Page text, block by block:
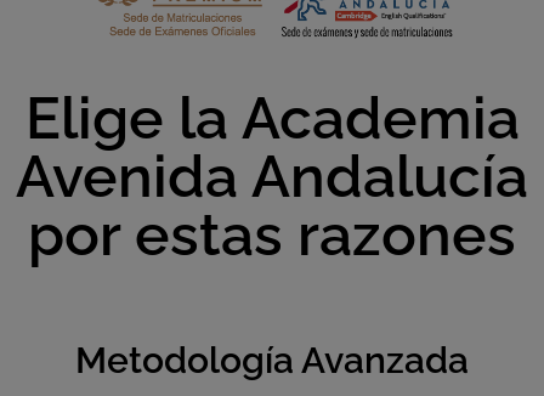
Elige la Academia
Avenida Andalucía
por estas razones
Metodología Avanzada